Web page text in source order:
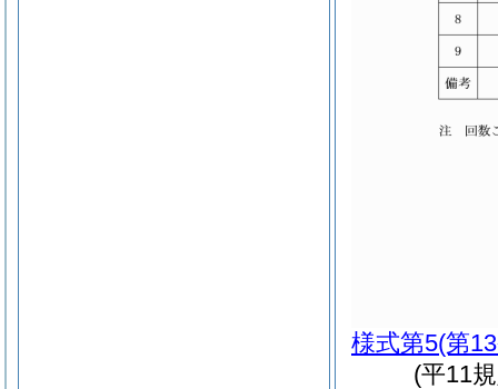
様式第5(第
(平11